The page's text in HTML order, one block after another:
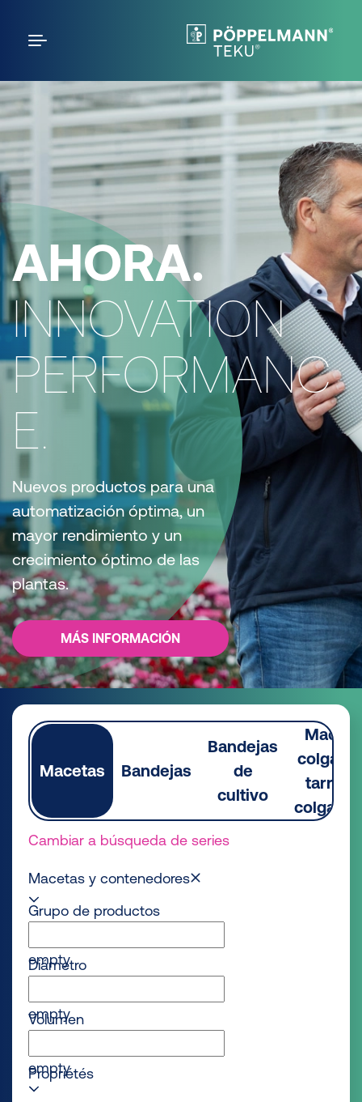
AHORA.
INNOVATION
PERFORMANC
E.
Nuevos productos para una
automatización óptima, un
mayor rendimiento y un
crecimiento óptimo de las
plantas.
MÁS INFORMACIÓN
Macetas Bandejas
Bandejas
de
cultivo
Cambiar a búsqueda de series
Macetas y contenedores
Grupo de productos
empty
Diámetro
empty
Volumen
empty
Propriétés